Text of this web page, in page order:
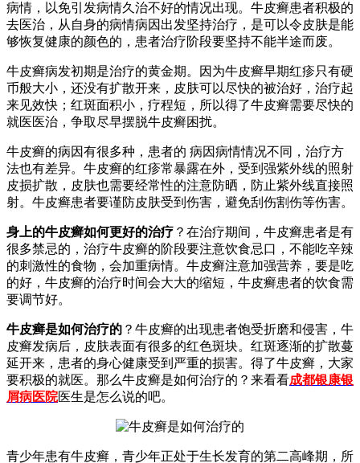
病情，以免引发病情久治不好的情况出现。牛皮癣患者积极的
去医治，从自身的病情病因出发坚持治疗，是可以令皮肤是能
够恢复健康的颜色的，患者治疗阶段要坚持不能半途而废。
牛皮癣病发初期是治疗的黄金期。因为牛皮癣早期红疹只有硬
币般大小，还没有扩散开来，皮肤可以尽快的被治好，治疗起
来见效快；红斑面积小，疗程短，所以得了牛皮癣需要尽快的
就医医治，争取尽早摆脱牛皮癣困扰。
牛皮癣的病因有很多种，患者的 病因病情情况不同，治疗方
法也有差异。牛皮癣的红疹常暴露在外，受到强紫外线的照射
皮损扩散，皮肤也需要经常性的注意防晒，防止紫外线直接照
射。牛皮癣患者要谨防皮肤受到伤害，避免刮伤割伤等伤害。
身上的牛皮癣如何更好的治疗 ？在治疗期间，牛皮癣患者是有
很多禁忌的，治疗牛皮癣的阶段要注意饮食忌口，不能吃辛辣
的刺激性的食物，会加重病情。牛皮癣注意加强营养，要是吃
的好，牛皮癣的治疗时间会大大的缩短，牛皮癣患者的饮食需
要调节好。
牛皮癣是如何治疗的 ？牛皮癣的出现患者饱受折磨和侵害，牛
皮癣发病后，皮肤表面有很多的红色斑块。红斑逐渐的扩散蔓
延开来，患者的身心健康受到严重的损害。得了牛皮癣，大家
要积极的就医。那么牛皮癣是如何治疗的？来看看成都银康银
屑病医院医生是怎么说的吧。
青少年患有牛皮癣，青少年正处于生长发育的第二高峰期，所